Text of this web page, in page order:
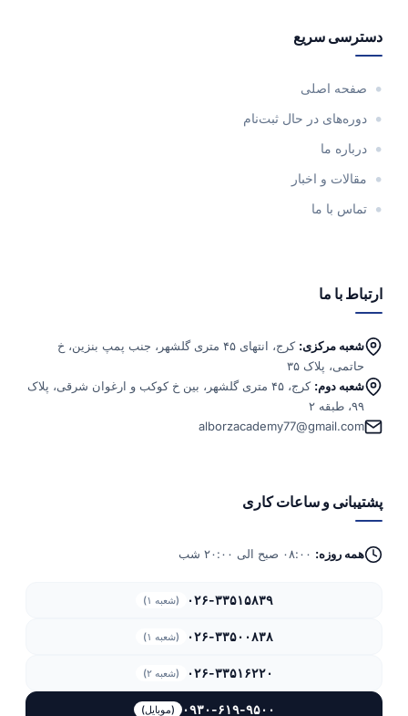
دسترسی سریع
صفحه اصلی
دوره‌های در حال ثبت‌نام
درباره ما
مقالات و اخبار
تماس با ما
ارتباط با ما
شعبه مرکزی:
کرج، انتهای ۴۵ متری گلشهر، جنب پمپ بنزین، خ
حاتمی، پلاک ۳۵
شعبه دوم:
کرج، ۴۵ متری گلشهر، بین خ کوکب و ارغوان شرقی، پلاک
۹۹، طبقه ۲
alborzacademy77@gmail.com
پشتیبانی و ساعات کاری
همه روزه:
۰۲۶-۳۳۵۱۵۸۳۹ (شعبه ۱)
۰۲۶-۳۳۵۰۰۸۳۸ (شعبه ۱)
۰۲۶-۳۳۵۱۶۲۲۰ (شعبه ۲)
۰۹۳۰-۶۱۹-۹۵۰۰ (موبایل)